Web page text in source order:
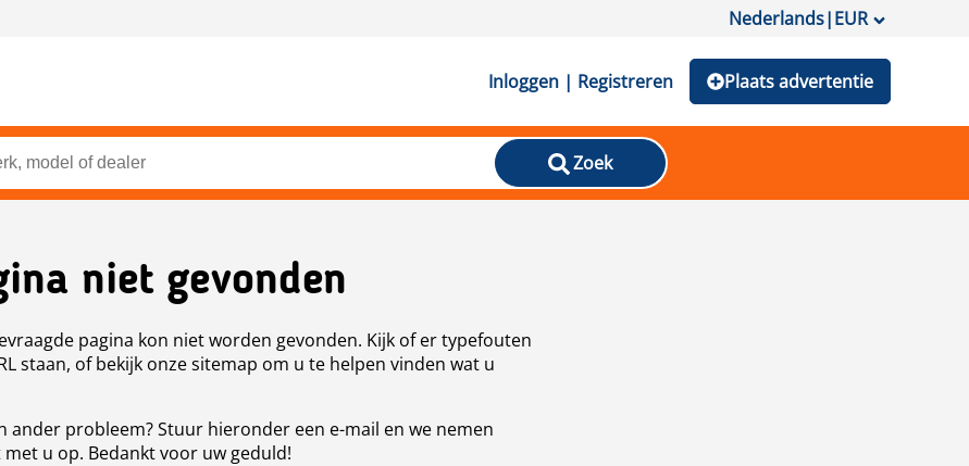
Nederlands|EUR
Inloggen | Registreren Plaats advertentie
Zoek
niet gevonden
pagina kon niet worden gevonden. Kijk of er typefouten
staan, of bekijk onze sitemap om u te helpen vinden wat u
ander probleem? Stuur hieronder een e-mail en we nemen
u op. Bedankt voor uw geduld!